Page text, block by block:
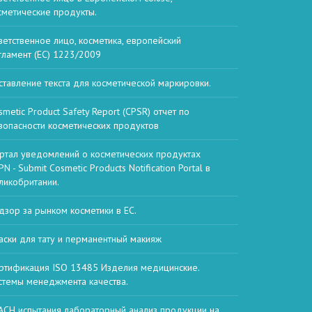
продукты.
лицо, косметика, европейский
(EC) 1223/2009
текста для косметической маркировки.
Product Safety Report (CPSR) отчет по
косметических продуктов
уведомлений о косметических продуктах
- Submit Cosmetic Products Notification Portal в
за рынком косметики в ЕС.
для тату и перманентный макияж
ISO 13485 Изделия медицинские.
менеджмента качества.